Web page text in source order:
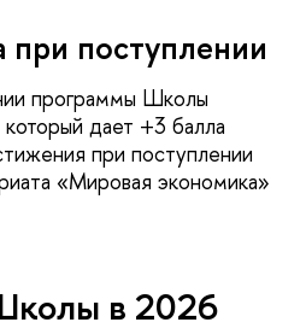
поступлении
программы Школы
дает +3 балла
при поступлении
«Мировая экономика»
в 2026